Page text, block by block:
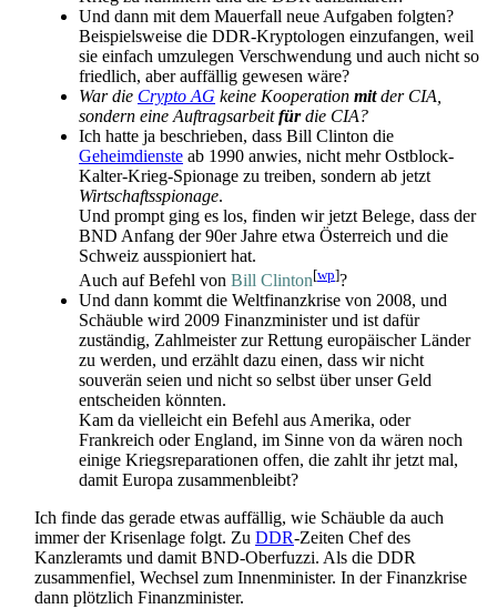
Und dann mit dem Mauerfall neue Aufgaben folgten?
Beispielsweise die DDR-Kryptologen einzufangen, weil
sie einfach umzulegen Verschwendung und auch nicht so
friedlich, aber auffällig gewesen wäre?
War die Crypto AG keine Kooperation mitder CIA,
sondern eine Auftragsarbeitfürdie CIA?
Ich hatte ja beschrieben, dass Bill Clinton die
Geheimdienste ab 1990 anwies, nicht mehr Ostblock-
Kalter-Krieg-Spionage zu treiben, sondern ab jetzt
Wirtschafts­spionage.
Und prompt ging es los, finden wir jetzt Belege, dass der
BND Anfang der 90er Jahre etwa Österreich und die
Schweiz ausspioniert hat.
Auch auf Befehl von Bill Clinton[wp]?
Und dann kommt die Weltfinanzkrise von 2008, und
Schäuble wird 2009 Finanzminister und ist dafür
zuständig, Zahlmeister zur Rettung europäischer Länder
zu werden, und erzählt dazu einen, dass wir nicht
souverän seien und nicht so selbst über unser Geld
entscheiden könnten.
Kam da vielleicht ein Befehl aus Amerika, oder
Frankreich oder England, im Sinne von da wären noch
einige Kriegs­reparationen offen, die zahlt ihr jetzt mal,
damit Europa zusammenbleibt?
Ich finde das gerade etwas auffällig, wie Schäuble da auch
immer der Krisenlage folgt. Zu DDR-Zeiten Chef des
Kanzleramts und damit BND-Oberfuzzi. Als die DDR
zusammenfiel, Wechsel zum Innenminister. In der Finanzkrise
dann plötzlich Finanz­minister.